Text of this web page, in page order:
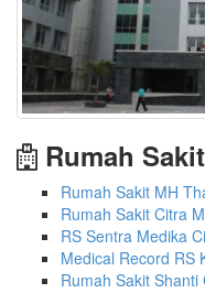
Rumah Sakit
Rumah Sakit MH
Rumah Sakit Citra
RS Sentra Medika
Medical Record RS
Rumah Sakit Shanti